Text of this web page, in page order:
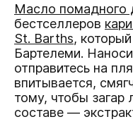
Масло помадного
бестселлеров
St. Barths,
Бартелеми.
отправитесь на
впитывается,
тому, чтобы загар
составе —